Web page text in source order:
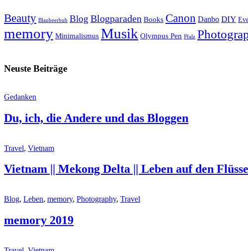
Beauty Blaubeerbub Blog Blogparaden Books Canon Danbo DIY
memory Minimalismus Musik Olympus Pen Pfalz
Neuste Beiträge
Gedanken
Du, ich, die Andere und das Bloggen
Travel, Vietnam
Vietnam || Mekong Delta || Leben auf den
Blog, Leben, memory, Photography, Travel
memory 2019